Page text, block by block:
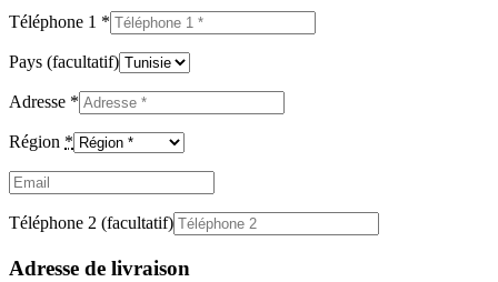
Téléphone 1 *
Pays (facultatif)
Adresse *
Région *
Email
Téléphone 2 (facultatif)
Adresse de livraison